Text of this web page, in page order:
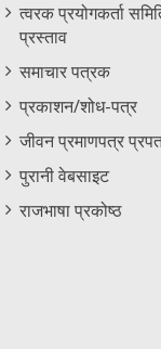
त्वरक प्रयोगकर्ता
प्रस्ताव
समाचार पत्रक
प्रकाशन/शोध-पत्र
जीवन प्रमाणपत्र
पुरानी वेबसाइट
राजभाषा प्रकोष्ठ